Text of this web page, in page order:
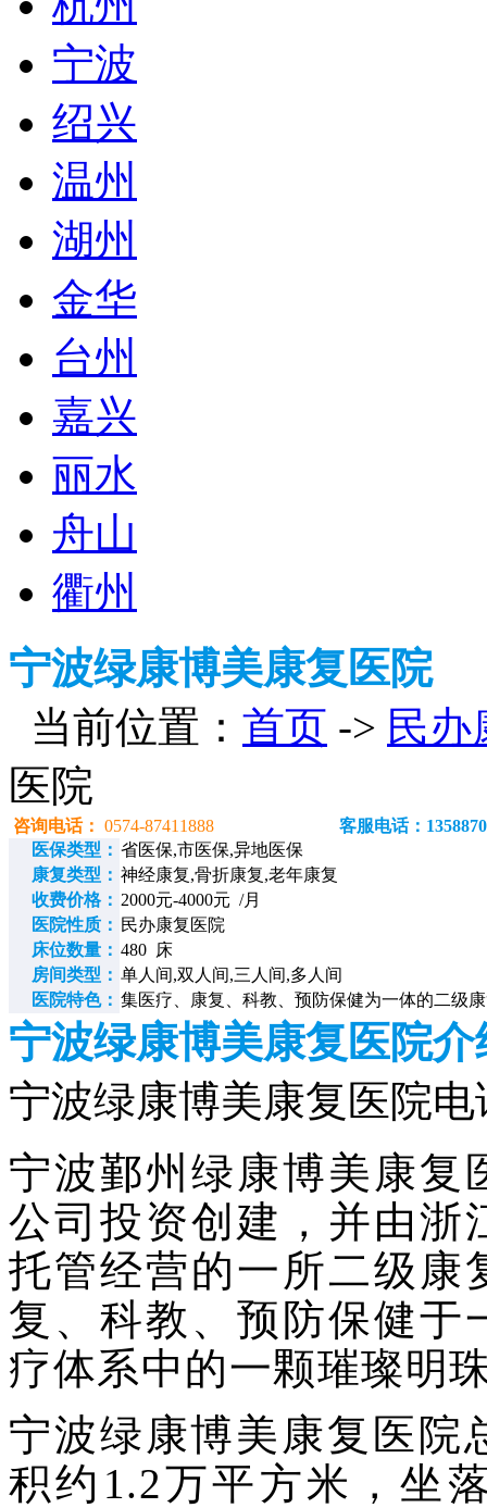
宁波
绍兴
温州
湖州
金华
台州
嘉兴
丽水
舟山
衢州
宁波绿康博美康复医院
当前位置： 首页 -> 民办
医院
咨询电话： 0574-87411888
客服电话：
医保类型： 省医保,市医保,异地医保
康复类型： 神经康复,骨折康复,老年康复
收费价格： 2000元-4000元 /月
医院性质： 民办康复医院
床位数量： 480 床
房间类型： 单人间,双人间,三人间,多人间
医院特色： 集医疗、康复、科教、预防保健为一体的二级
宁波绿康博美康复医院介
宁波绿康博美康复医院电
宁波鄞州绿康博美康复
公司投资创建，并由浙
托管经营的一所二级康
复、科教、预防保健于
疗体系中的一颗璀璨明
宁波绿康博美康复医院
积约1.2万平方米，坐